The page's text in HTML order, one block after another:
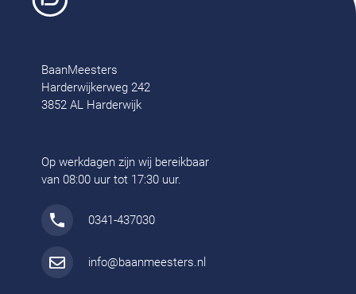
BaanMeesters
Harderwijkerweg 242
3852 AL Harderwijk
Op werkdagen zijn wij bereikbaar
van 08:00 uur tot 17:30 uur.
0341-437030
info@baanmeesters.nl